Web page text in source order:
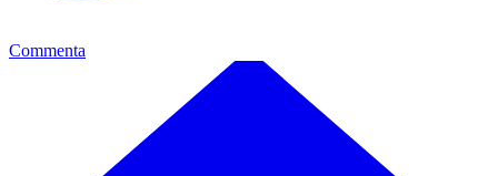
Commenta